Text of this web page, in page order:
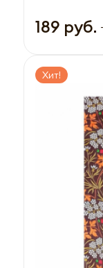
189 руб. -
Хит!